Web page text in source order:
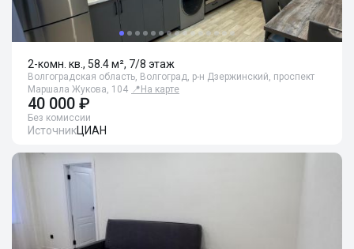
2-комн. кв., 58.4 м², 7/8 этаж
Волгоградская область, Волгоград, р-н Дзержинский, проспект
Маршала Жукова, 104 📍 На карте
40 000 ₽
Без комиссии
ИсточникЦИАН